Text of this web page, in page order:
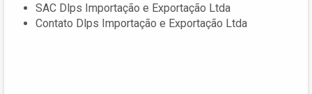
SAC Dlps Importação e Exportação Ltda
Contato Dlps Importação e Exportação Ltda